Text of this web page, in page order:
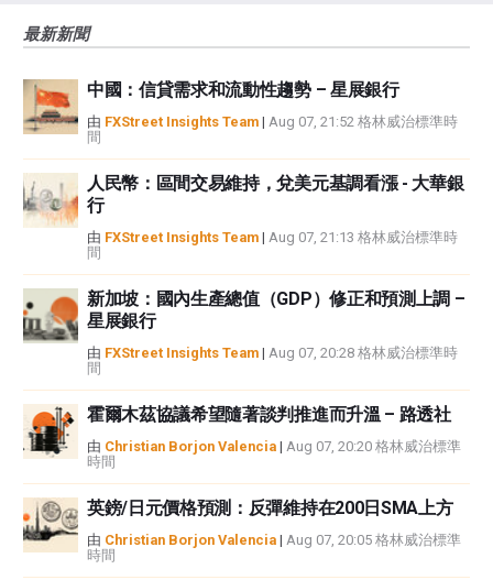
觀點，並不代表FXStreet或其廣告商的官方政策或立場。作者不對本頁連結的
如果文章正文中沒有明確提到，在撰寫本文時，作者在本文中提到的任何股票
中都沒有頭寸，也沒有與文中提到的任何公司有業務關係。除了FXStreet，作
者沒有收到撰寫這篇文章的報酬。
FXStreet和作者不提供個性化的建議。作者對該資訊的準確性、完整性或適用
性不作任何陳述。FXStreet和作者將不承擔任何錯誤，遺漏或任何損失，傷害
或損害由此資訊及其顯示或使用引起的。錯誤和遺漏除外。本文作者和
FXStreet並非註冊投資顧問，本文內容無意提供任何投資建議。
最新新聞
中國：信貸需求和流動性趨勢 – 星展銀行
由 FXStreet Insights Team | Aug 07, 21:52 格林威治標準時
間
人民幣：區間交易維持，兌美元基調看漲 - 大華銀
行
由 FXStreet Insights Team | Aug 07, 21:13 格林威治標準時
間
新加坡：國內生產總值（GDP）修正和預測上調 –
星展銀行
由 FXStreet Insights Team | Aug 07, 20:28 格林威治標準時
間
霍爾木茲協議希望隨著談判推進而升溫 – 路透社
由 Christian Borjon Valencia | Aug 07, 20:20 格林威治標準
時間
英鎊/日元價格預測：反彈維持在200日SMA上方
由 Christian Borjon Valencia | Aug 07, 20:05 格林威治標準
時間